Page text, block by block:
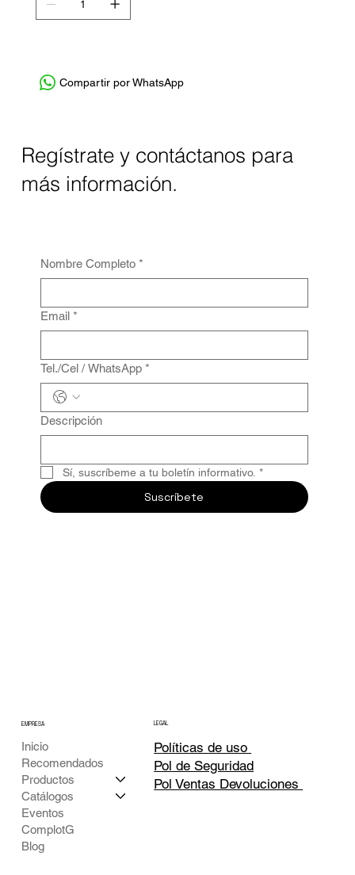
Compartir por WhatsApp
Regístrate y contáctanos para
más información.
Nombre Completo *
Email *
Tel./Cel / WhatsApp *
Descripción
Sí, suscríbeme a tu boletín informativo. *
Suscríbete
EMPRESA
Inicio
Recomendados
Productos
Catálogos
Eventos
ComplotG
Blog
LEGAL
Políticas de uso
Pol de Seguridad
Pol Ventas Devoluciones